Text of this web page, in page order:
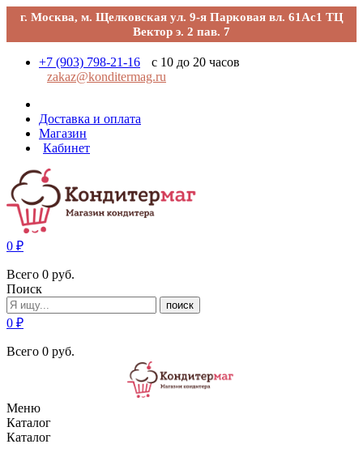
г. Москва, м. Щелковская ул. 9-я Парковая вл. 61Ас1 ТЦ
Вектор э. 2 пав. 7
+7 (903) 798-21-16
с 10 до 20 часов
zakaz@konditermag.ru
Доставка и оплата
Магазин
Кабинет
0 ₽
Всего 0 руб.
Поиск
поиск
0 ₽
Всего 0 руб.
Меню
Каталог
Каталог